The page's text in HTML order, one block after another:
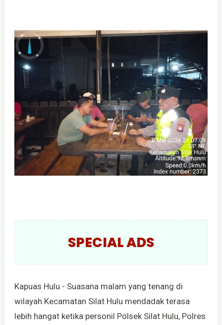
SPECIAL ADS
Kapuas Hulu - Suasana malam yang tenang di
wilayah Kecamatan Silat Hulu mendadak terasa
lebih hangat ketika personil Polsek Silat Hulu, Polres